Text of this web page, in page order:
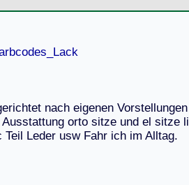
erichtet nach eigenen Vorstellungen
Ausstattung orto sitze und el sitze li
Teil Leder usw Fahr ich im Alltag.